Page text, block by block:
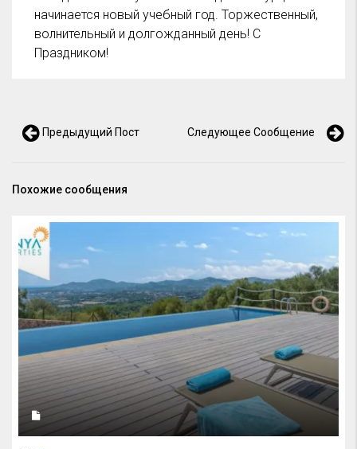
начинается новый учебный год. Торжественный,
волнительный и долгожданный день! С
Праздником!
Предыдущий Пост Следующее Сообщение
Похожие сообщения